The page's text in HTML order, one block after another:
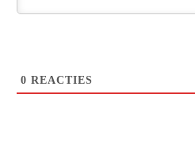
0 REACTIES